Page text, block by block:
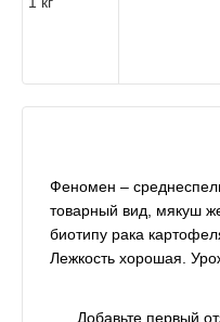
Феномен –
товарный вид, мякуш
биотипу рака
Лежкость хорошая.
Добавьте первый